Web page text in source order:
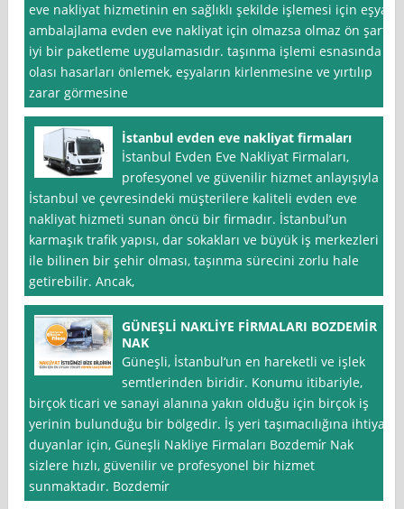
eve nakliyat hizmetinin en sağlıklı şekilde işlemesi için eşya
ambalajlama evden eve nakliyat için olmazsa olmaz ön şart
iyi bir paketleme uygulamasıdır. taşınma işlemi esnasında
olası hasarları önlemek, eşyaların kirlenmesine ve yırtılıp
zarar görmesine
İstanbul evden eve nakliyat firmaları
İstanbul Evden Eve Nakliyat Firmaları,
profesyonel ve güvenilir hizmet anlayışıyla
İstanbul ve çevresindeki müşterilere kaliteli evden eve
nakliyat hizmeti sunan öncü bir firmadır. İstanbul’un
karmaşık trafik yapısı, dar sokakları ve büyük iş merkezleri
ile bilinen bir şehir olması, taşınma sürecini zorlu hale
getirebilir. Ancak,
GÜNEŞLİ NAKLİYE FİRMALARI BOZDEMİR
NAK
Güneşli, İstanbul‘un en hareketli ve işlek
semtlerinden biridir. Konumu itibariyle,
birçok ticari ve sanayi alanına yakın olduğu için birçok iş
yerinin bulunduğu bir bölgedir. İş yeri taşımacılığına ihtiyaç
duyanlar için, Güneşli Nakliye Firmaları Bozdemi̇r Nak
sizlere hızlı, güvenilir ve profesyonel bir hizmet
sunmaktadır. Bozdemi̇r